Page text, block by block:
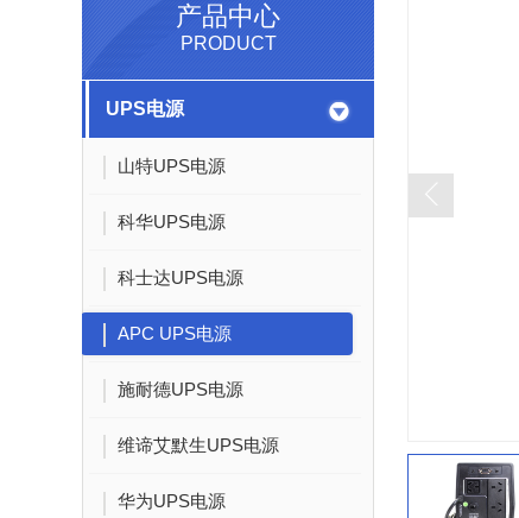
产品中心
PRODUCT
UPS电源
山特UPS电源
科华UPS电源
科士达UPS电源
APC UPS电源
施耐德UPS电源
维谛艾默生UPS电源
华为UPS电源